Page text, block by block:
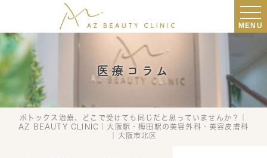
MENU
医療コラム
ボトックス治療、どこで受けても同じだと思っていませんか？｜
AZ BEAUTY CLINIC｜大阪駅・梅田駅の美容外科・美容皮膚科
｜大阪市北区